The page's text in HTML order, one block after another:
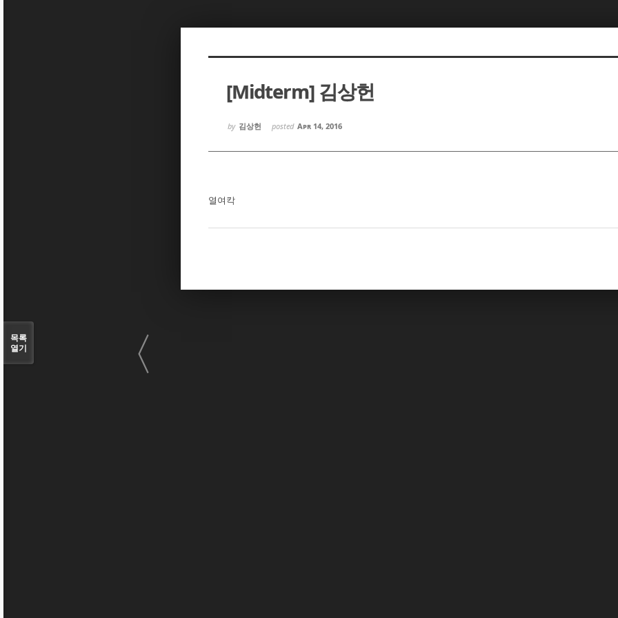
[Midterm] 김상헌
by 김상헌 posted Apr 14, 2016
열여칵
〈
목록
열기
Sketchbook5, 스케치북5
Sketchbook5, 스케치북5
Sketchbook5, 스케치북5
Sketchbook5, 스케치북5